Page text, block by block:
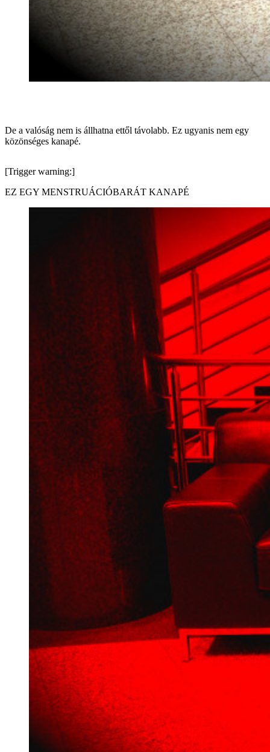
De a valóság nem is állhatna ettől távolabb. Ez ugyanis nem egy
közönséges kanapé.
[Trigger warning:]
EZ EGY MENSTRUÁCIÓBARÁT KANAPÉ